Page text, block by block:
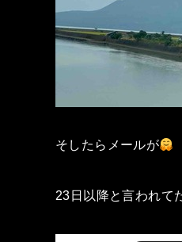
そしたらメールが
23日以降と言われて